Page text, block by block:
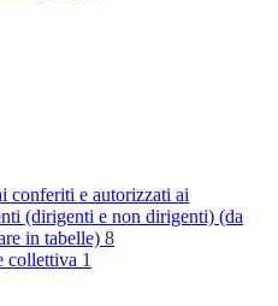
conferiti e autorizzati ai
(dirigenti e non dirigenti) (da
in tabelle) 8
collettiva 1